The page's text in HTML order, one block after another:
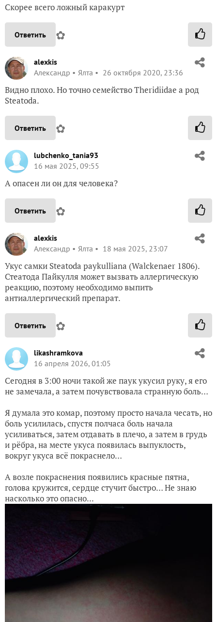
Скорее всего ложный каракурт
Ответить ✿
alexkis
Александр
Ялта 26 октября 2020, 23:36
Видно плохо. Но точно семейство Theridiidae а род
Steatoda.
Ответить ✿
lubchenko_tania93
16 мая 2025, 09:55
А опасен ли он для человека?
Ответить ✿
alexkis
Александр
Ялта 18 мая 2025, 23:07
Укус самки Steatoda paykulliana (Walckenaer 1806).
Стеатода Пайкулля может вызвать аллергическую
реакцию, поэтому необходимо выпить
антиаллергический препарат.
Ответить ✿
likashramkova
16 апреля 2026, 01:05
Сегодня в 3:00 ночи такой же паук укусил руку, я его
не замечала, а затем почувствовала странную боль…
Я думала это комар, поэтому просто начала чесать, но
боль усилилась, спустя полчаса боль начала
усиливаться, затем отдавать в плечо, а затем в грудь
и рёбра, на месте укуса появилась выпуклость,
вокруг укуса всё покраснело…
А возле покраснения появились красные пятна,
голова кружится, сердце стучит быстро… Не знаю
насколько это опасно...